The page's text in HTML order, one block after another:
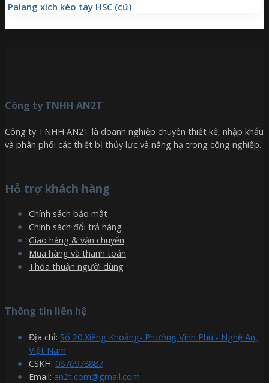
Palang xích kéo tay HSC (cũ)
Công ty TNHH AN2T
Công ty TNHH AN2T là doanh nghiệp chuyên thiết kế, nhập khẩu
và phân phối các thiết bị thủy lực và nâng hạ trong công nghiệp.
Hỗ trợ khách hàng
Chính sách bảo mật
Chính sách đổi trả hàng
Giao hàng & vận chuyển
Mua hàng và thanh toán
Thỏa thuận người dùng
Thông tin liên hệ
Địa chỉ: Số 20 Xiêng Khoảng- Phường Vinh Phú - Nghệ An,
Việt Nam
CSKH: 0876978887
Email: an2t.com@gmail.com